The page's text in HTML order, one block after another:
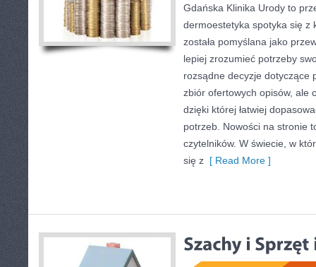
Gdańska Klinika Urody to
dermoestetyka spotyka się z
została pomyślana jako
lepiej zrozumieć potrzeby
rozsądne decyzje dotyczące
zbiór ofertowych opisów, ale
dzięki której łatwiej
potrzeb. Nowości na stronie
czytelników. W świecie, w
się z [ Read More ]